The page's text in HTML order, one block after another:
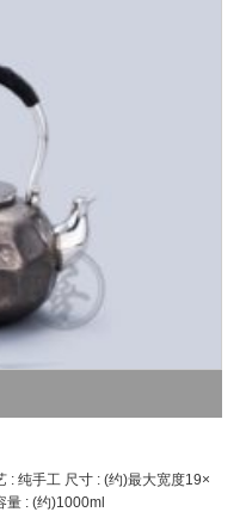
: 纯手工 尺寸 : (约)最大宽度19×
量 : (约)1000ml